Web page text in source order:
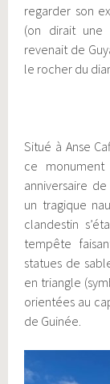
regarder son
(on dirait une
revenait de
le rocher du
Situé à Anse
ce
anniversaire
un tragique
clandestin
tempête
statues de
en triangle
orientées au
de Guinée.